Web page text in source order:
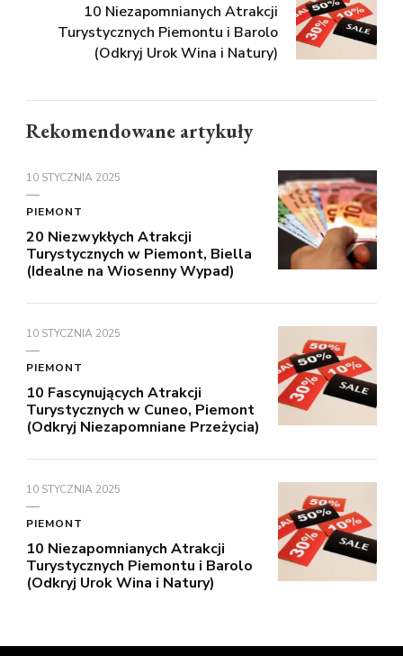
10 Niezapomnianych Atrakcji
Turystycznych Piemontu i Barolo
(Odkryj Urok Wina i Natury)
Rekomendowane artykuły
10 STYCZNIA 2025
PIEMONT
20 Niezwykłych Atrakcji
Turystycznych w Piemont, Biella
(Idealne na Wiosenny Wypad)
10 STYCZNIA 2025
PIEMONT
10 Fascynujących Atrakcji
Turystycznych w Cuneo, Piemont
(Odkryj Niezapomniane Przeżycia)
10 STYCZNIA 2025
PIEMONT
10 Niezapomnianych Atrakcji
Turystycznych Piemontu i Barolo
(Odkryj Urok Wina i Natury)